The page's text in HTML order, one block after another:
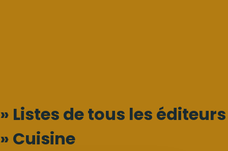
» Listes de tous les éditeurs
» Cuisine